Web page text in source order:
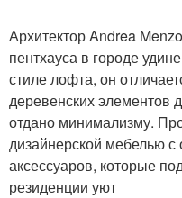
Архитектор Andrea
пентхауса в городе
стиле лофта, он
деревенских элементов
отдано минимализму.
дизайнерской мебелью
аксессуаров, которые
резиденции уют